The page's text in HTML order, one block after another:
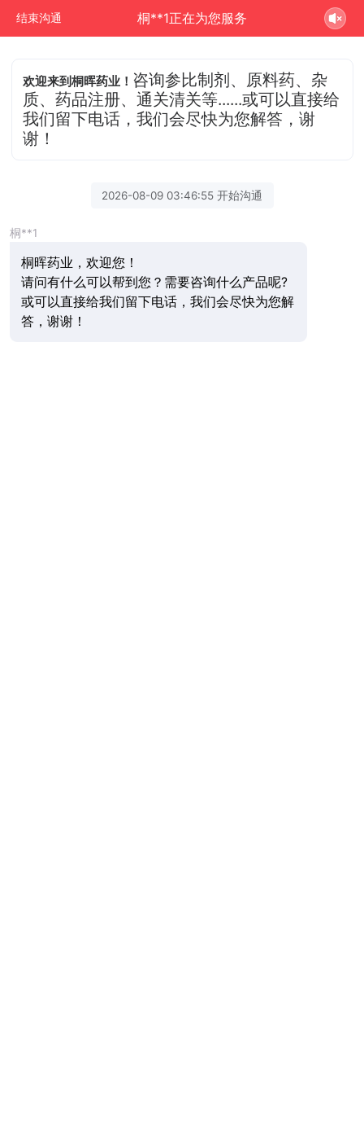
结束沟通 桐**1正在为您服务
欢迎来到桐晖药业！ 咨询参比制剂、原料药、杂
质、药品注册、通关清关等......或可以直接给
我们留下电话，我们会尽快为您解答，谢
谢！
2026-08-09 03:46:55 开始沟通
桐**1
桐晖药业，欢迎您！
请问有什么可以帮到您？需要咨询什么产品呢?
或可以直接给我们留下电话，我们会尽快为您解
答，谢谢！